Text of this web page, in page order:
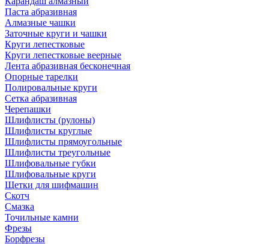
Паста абразивная
Алмазные чашки
Заточные круги и чашки
Круги лепестковые
Круги лепестковые веерные
Лента абразивная бесконечная
Опорные тарелки
Полировальные круги
Сетка абразивная
Черепашки
Шлифлисты (рулоны)
Шлифлисты круглые
Шлифлисты прямоугольные
Шлифлисты треугольные
Шлифовальные губки
Шлифовальные круги
Щетки для шифмашин
Скотч
Смазка
Точильные камни
Фрезы
Борфрезы